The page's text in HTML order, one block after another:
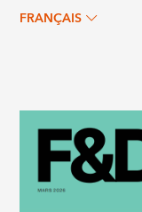
FRANÇAIS